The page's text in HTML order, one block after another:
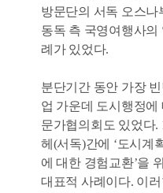
방문단의 서독 오스나
동독 측 국영여행사
례가 있었다.
분단기간 동안 가장
업 가운데 도시행정에
문가협의회도 있었다.
헤(서독)간에 ‘도시계
에 대한 경험교환’을
대표적 사례이다. 이